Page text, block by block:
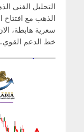
الذهب مع
سعرية هابطة،
خط الدعم